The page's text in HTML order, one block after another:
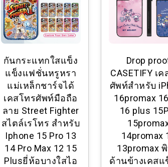
กันกระแทกใสแข็ง
แข็งแฟชั่นหรูหรา
แม่เหล็กชาร์จได้
เคสโทรศัพท์มือถือ
ลาย Street Fighter
สไตล์เรโทร สําหรับ
Iphone 15 Pro 13
14 Pro Max 12 15
Plusยี่ห้อบางใสไอ
Drop
CASETIFY เ
ศัพท์สําหรับ
16promax
16 plus
14promax
13promax
ด้านข้างเคสแ